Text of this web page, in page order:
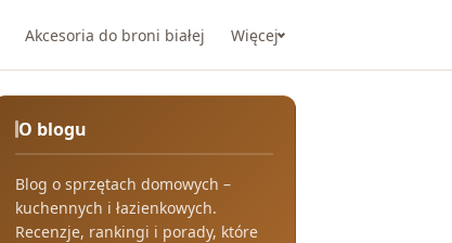
Akcesoria do broni białej Więcej
O blogu
Blog o sprzętach domowych –
kuchennych i łazienkowych.
Recenzje, rankingi i porady, które